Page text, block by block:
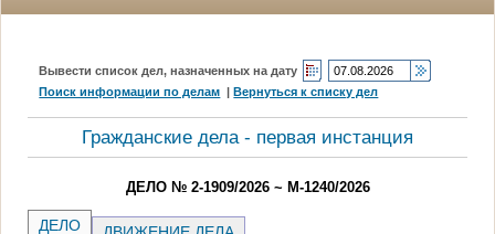
Вывести список дел, назначенных на дату
Поиск информации по делам |Вернуться к списку дел
Гражданские дела - первая инстанция
ДЕЛО № 2-1909/2026 ~ М-1240/2026
ДЕЛО